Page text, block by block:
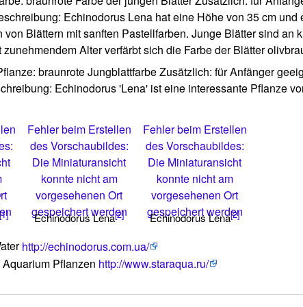
Echinodorus Lena hat eine Höhe von 35 cm
Blättern mit sanften Pastellfarben. Junge Blätter sind an
Alter verfärbt sich die Farbe der Blätter
braunrote Jungblattfarbe Zusätzlich: für Anfänger
Echinodorus 'Lena' ist eine interessante Pflanze
[1]
Fehler beim Erstellen
des Vorschaubildes:
Die Miniaturansicht
konnte nicht am
vorgesehenen Ort
gespeichert werden
Echinodorus Lena[2]
Fehler beim Erstellen
des Vorschaubildes:
Die Miniaturansicht
konnte nicht am
vorgesehenen Ort
gespeichert werden
Echinodorus Lena[2]
http://echinodorus.com.ua/
Pflanzen http://www.staraqua.ru/